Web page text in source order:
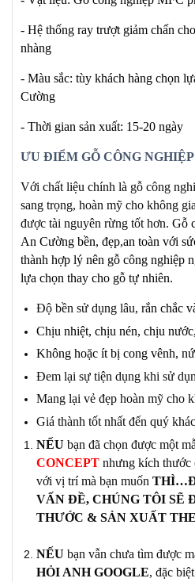
- Hệ thống ray trượt giảm chấn
nhàng
- Màu sắc: tùy khách hàng chọn
Cường
- Thời gian sản xuất: 15-20 ngày
ƯU ĐIỂM GỖ CÔNG
Với chất liệu chính là gỗ công
sang trọng, hoàn mỹ cho không
được tài nguyên rừng tốt hơn. Gỗ
An Cường bền, đẹp,an toàn với
thành hợp lý nên gỗ công nghiệp
lựa chọn thay cho gỗ tự nhiên.
Độ bền sử dụng lâu, rắn chắc
Chịu nhiệt, chịu nén, chịu
Không hoặc ít bị cong vênh,
Đem lại sự tiện dụng khi sử
Mang lại vẻ đẹp hoàn mỹ cho
Giá thành tốt nhất đến quý
NẾU bạn đã chọn được một
CONCEPT nhưng kích thước
với vị trí mà bạn muốn
VẤN ĐỀ, CHÚNG TÔI SẼ
THƯỚC & SẢN XUẤT
NẾU bạn vẫn chưa tìm được
HỎI ANH GOOGLE, đặc